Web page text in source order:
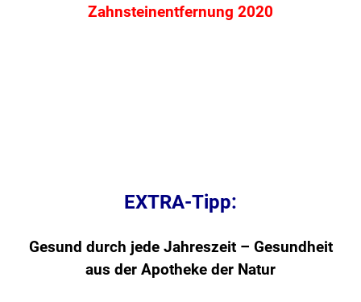
Zahnsteinentfernung 2020
EXTRA-Tipp:
Gesund durch jede Jahreszeit – Gesundheit
aus der Apotheke der Natur